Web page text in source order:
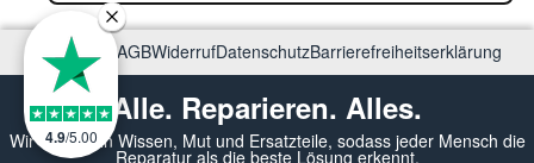
ImpressumAGBWiderrufDatenschutzBarrierefreiheitserklärung
Alle. Reparieren. Alles.
Wir vermitteln Wissen, Mut und Ersatzteile, sodass jeder Mensch die
Reparatur als die beste Lösung erkennt.
4.9/5.00